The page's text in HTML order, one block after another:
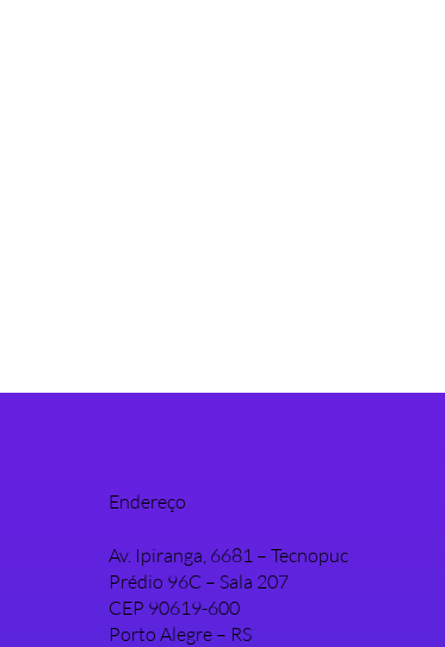
Endereço
Av. Ipiranga, 6681 – Tecnopuc
Prédio 96C – Sala 207
CEP 90619-600
Porto Alegre – RS